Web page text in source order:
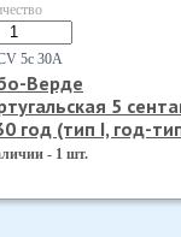
5с 30А
Верде
5
год (тип I, год-
- 1 шт.